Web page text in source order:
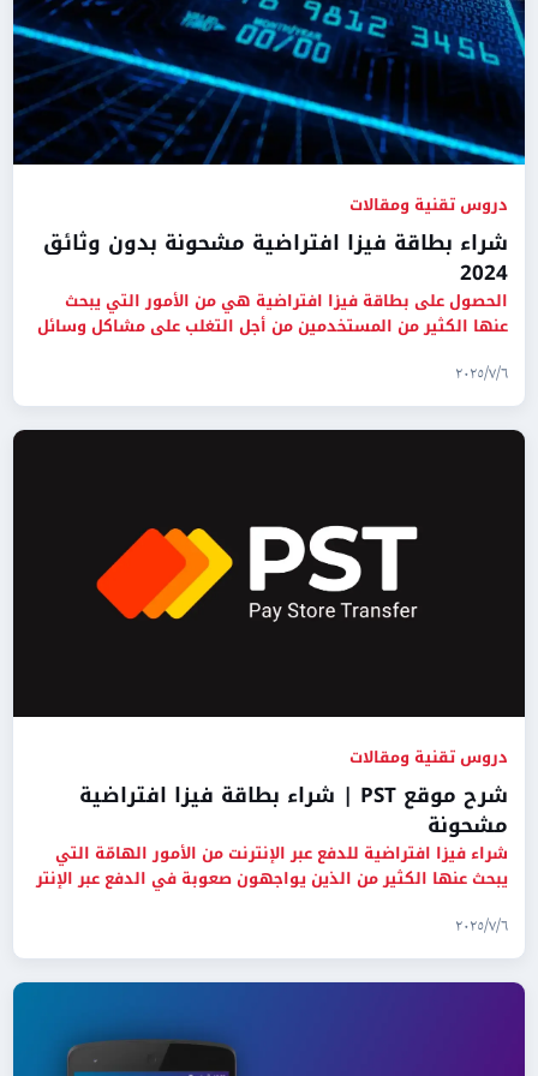
دروس تقنية ومقالات
شراء بطاقة فيزا افتراضية مشحونة بدون وثائق
2024
الحصول على بطاقة فيزا افتراضية هي من الأمور التي يبحث
عنها الكثير من المستخدمين من أجل التغلب على مشاكل وسائل
٦‏/٧‏/٢٠٢٥
دروس تقنية ومقالات
شرح موقع PST | شراء بطاقة فيزا افتراضية
مشحونة
شراء فيزا افتراضية للدفع عبر الإنترنت من الأمور الهامّة التي
يبحث عنها الكثير من الذين يواجهون صعوبة في الدفع عبر الإنتر
٦‏/٧‏/٢٠٢٥